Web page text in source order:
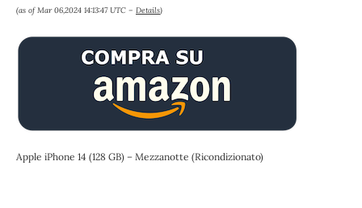
(as of Mar 06,2024 14:13:47 UTC – Details)
Apple iPhone 14 (128 GB) – Mezzanotte (Ricondizionato)